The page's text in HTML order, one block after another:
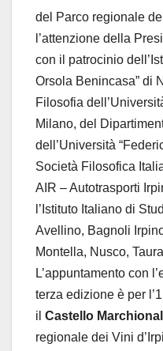
del Parco regionale
l’attenzione della
con il patrocinio
Orsola Benincasa” di
Filosofia
Milano, del
dell’Università
Società Filosofica
AIR – Autotrasporti
l’Istituto Italiano di
Avellino, Bagnoli
Montella, Nusco,
L’appuntamento con
terza edizione è per
il Castello
regionale dei Vini